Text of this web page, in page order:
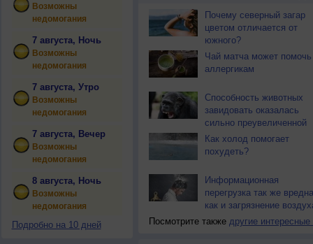
Возможны
недомогания
7 августа, Ночь
Возможны
недомогания
7 августа, Утро
Возможны
недомогания
7 августа, Вечер
Возможны
недомогания
8 августа, Ночь
Возможны
недомогания
Подробно на 10 дней
Почему северный загар
цветом отличается от
южного?
Чай матча может помочь
аллергикам
Способность животных
завидовать оказалась
сильно преувеличенной
Как холод помогает
похудеть?
Информационная
перегрузка так же
как и загрязнение
Посмотрите также другие интересные